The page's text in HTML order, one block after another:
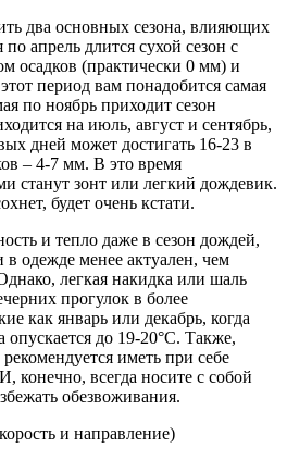
два основных сезона, влияющих
апрель длится сухой сезон с
осадков (практически 0 мм) и
период вам понадобится самая
по ноябрь приходит сезон
на июль, август и сентябрь,
дней может достигать 16-23 в
– 4-7 мм. В это время
станут зонт или легкий дождевик.
будет очень кстати.
и тепло даже в сезон дождей,
одежде менее актуален, чем
легкая накидка или шаль
прогулок в более
как январь или декабрь, когда
до 19-20°C. Также,
иметь при себе
конечно, всегда носите с собой
обезвоживания.
и направление)